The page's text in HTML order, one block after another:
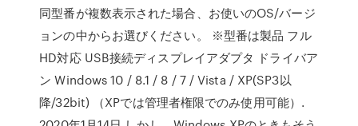
同型番が複数表示された場合、お使いのOS/バージ
ョンの中からお選びください。 ※型番は製品 フル
HD対応 USB接続ディスプレイアダプタ ドライバア
ン Windows 10 / 8.1 / 8 / 7 / Vista / XP(SP3以
降/32bit) （XPでは管理者権限でのみ使用可能）.